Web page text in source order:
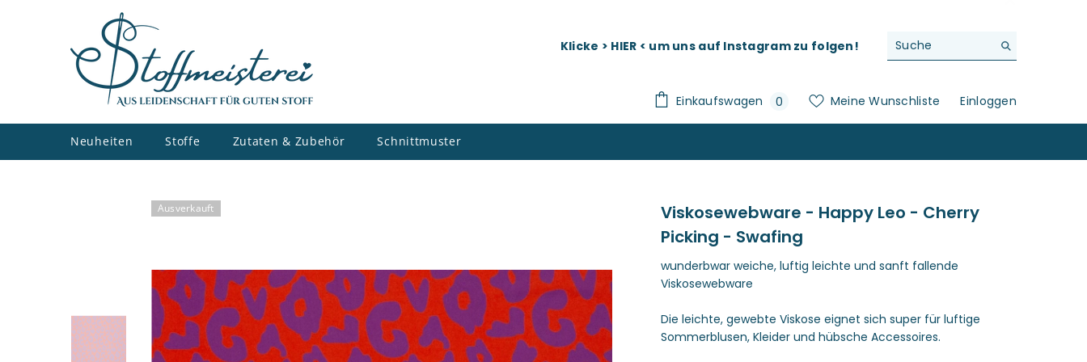
Klicke > HIER < um uns auf Instagram zu folgen!
Einkaufswagen 00
Meine Wunschliste Einloggen
Neuheiten Stoffe Zutaten & Zubehör Schnittmuster
Ausverkauft
Viskosewebware - Happy Leo - Cherry
Picking - Swafing
wunderbwar weiche, luftig leichte und sanft fallende
Viskosewebware
Die leichte, gewebte Viskose eignet sich super für luftige
Sommerblusen, Kleider und hübsche Accessoires.